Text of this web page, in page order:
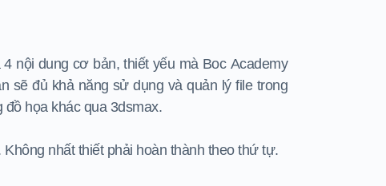
nội dung cơ bản, thiết yếu mà Boc Academy
sẽ đủ khả năng sử dụng và quản lý file trong
họa khác qua 3dsmax.
nhất thiết phải hoàn thành theo thứ tự.